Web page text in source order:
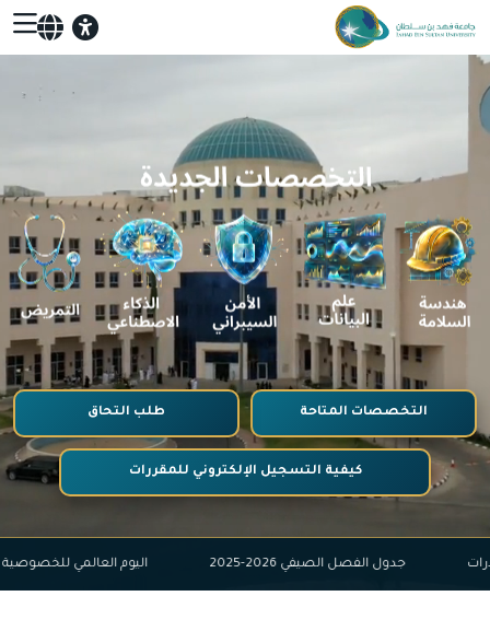
التخصصات المتاحة طلب التحاق
كيفية التسجيل الإلكتروني للمقررات
المخدرات جدول الفصل الصيفي 2026-2025 اليوم العالمي